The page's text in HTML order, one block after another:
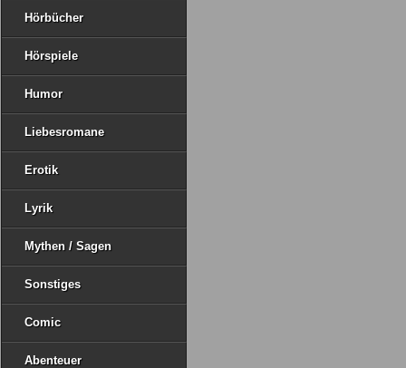
Hörbücher
Hörspiele
Humor
Liebesromane
Erotik
Lyrik
Mythen / Sagen
Sonstiges
Comic
Abenteuer